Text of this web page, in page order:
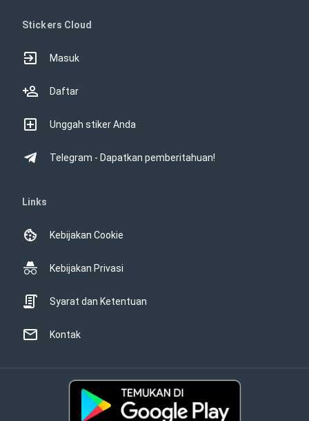
Stickers Cloud
Masuk
Daftar
Unggah stiker Anda
Telegram - Dapatkan pemberitahuan!
Links
Kebijakan Cookie
Kebijakan Privasi
Syarat dan Ketentuan
Kontak